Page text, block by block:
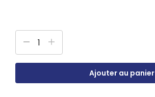
Ajouter au panier